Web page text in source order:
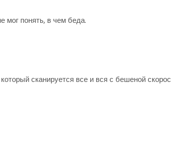
мог понять, в чем беда.
сканируется все и вся с бешеной